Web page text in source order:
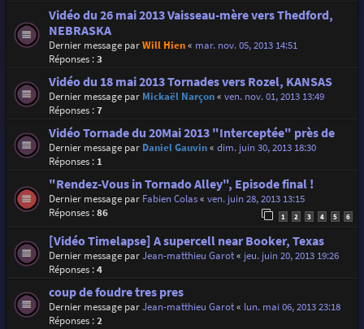
Vidéo du 26 mai 2013 Vaisseau-mère vers Thedford,
NEBRASKA
Dernier message parWill Hien« mar. nov. 05, 2013 14:51
Réponses :3
Vidéo du 18 mai 2013 Tornades vers Rozel, KANSAS
Dernier message par Mickaël Narçon« ven. nov. 01, 2013 13:49
Réponses :7
Vidéo Tornade du 20Mai 2013 "Interceptée" près de
Dernier message par Daniel Gauvin« dim. juin 30, 2013 18:30
Réponses : 1
"Rendez-Vous in Tornado Alley", Episode final !
Dernier message par Fabien Colas« ven. juin 28, 2013 13:15
Réponses :86 1 2 3 4 5 6
[Vidéo Timelapse] A supercell near Booker, Texas
Dernier message parJean-matthieu Garot« jeu. juin 20, 2013 19:26
Réponses :4
coup de foudre tres pres
Dernier message parJean-matthieu Garot« lun. mai 06, 2013 23:18
Réponses :2